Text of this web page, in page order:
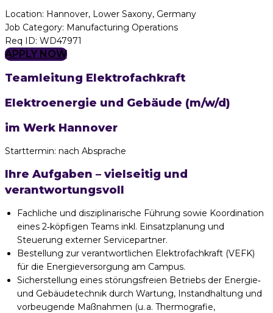
Location: Hannover, Lower Saxony, Germany
Job Category: Manufacturing Operations
Req ID: WD47971
APPLY NOW
Teamleitung Elektrofachkraft
Elektroenergie und Gebäude (m/w/d)
im Werk Hannover
Starttermin: nach Absprache
Ihre Aufgaben – vielseitig und
verantwortungsvoll
Fachliche und disziplinarische Führung sowie Koordination
eines 2‑köpfigen Teams inkl. Einsatzplanung und
Steuerung externer Servicepartner.
Bestellung zur verantwortlichen Elektrofachkraft (VEFK)
für die Energieversorgung am Campus.
Sicherstellung eines störungsfreien Betriebs der Energie‑
und Gebäudetechnik durch Wartung, Instandhaltung und
vorbeugende Maßnahmen (u. a. Thermografie,